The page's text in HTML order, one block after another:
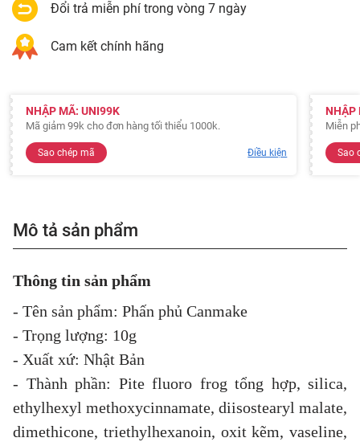
Đổi trả miễn phí trong vòng 7 ngày
Cam kết chính hãng
NHẬP MÃ: UNI99K
Mã giảm 99k cho đơn hàng tối thiểu 1000k.
Sao chép mã Điều kiện
NHẬP
Miễn
Sao
Mô tả sản phẩm
Thông tin sản phẩm
- Tên sản phẩm: Phấn phủ Canmake
- Trọng lượng: 10g
- Xuất xứ: Nhật Bản
- Thành phần: Pite fluoro frog tổng hợp, silica,
ethylhexyl methoxycinnamate, diisostearyl malate,
dimethicone, triethylhexanoin, oxit kẽm, vaseline,